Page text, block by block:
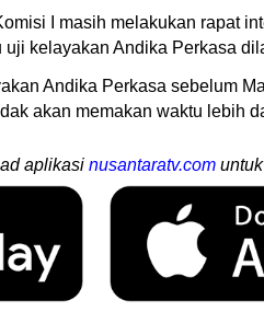
I masih melakukan rapat
kelayakan Andika Perkasa
Andika Perkasa sebelum
akan memakan waktu lebih
aplikasi nusantaratv.com